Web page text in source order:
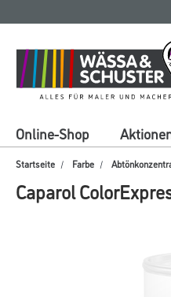
springen
springen
Online-Shop
Startseite Farbe
Caparol